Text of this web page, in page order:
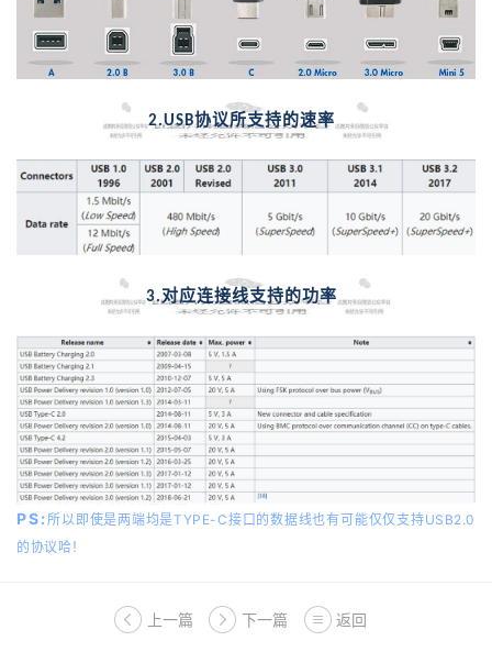
2.USB协议所支持的速率
3.对应连接线支持的功率
PS: 所以即使是两端均是TYPE-C接口的数据线也有可能仅仅支持USB2.0
的协议哈！
上一篇 下一篇 返回